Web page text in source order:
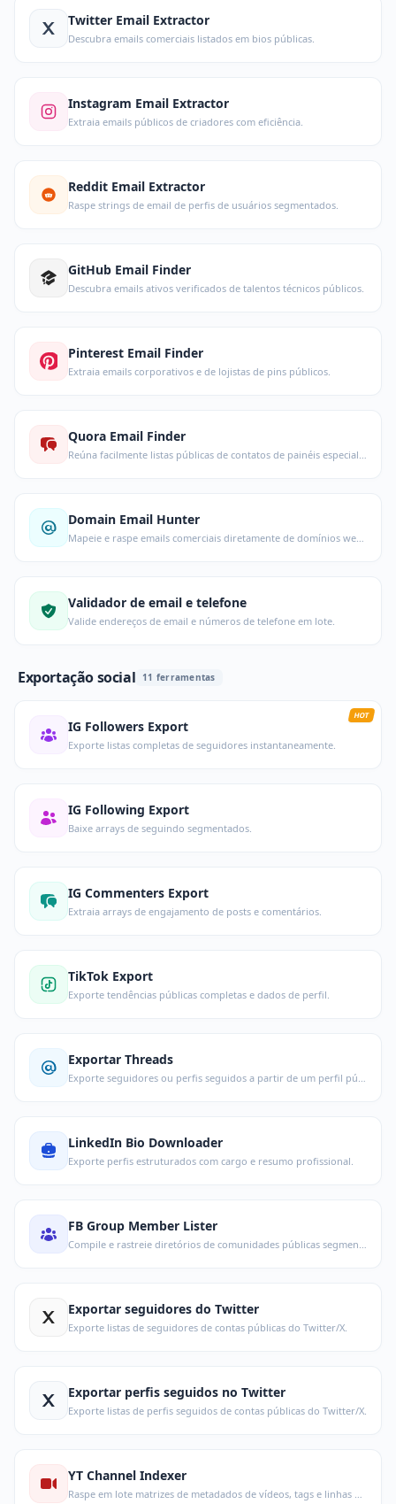
Twitter Email Extractor
Descubra emails comerciais listados em bios públicas.
Instagram Email Extractor
Extraia emails públicos de criadores com eficiência.
Reddit Email Extractor
Raspe strings de email de perfis de usuários segmentados.
GitHub Email Finder
Descubra emails ativos verificados de talentos técnicos públicos.
Pinterest Email Finder
Extraia emails corporativos e de lojistas de pins públicos.
Quora Email Finder
Reúna facilmente listas públicas de contatos de painéis especialistas.
Domain Email Hunter
Mapeie e raspe emails comerciais diretamente de domínios web alvo.
Validador de email e telefone
Valide endereços de email e números de telefone em lote.
Exportação social 11 ferramentas
HOT
IG Followers Export
Exporte listas completas de seguidores instantaneamente.
IG Following Export
Baixe arrays de seguindo segmentados.
IG Commenters Export
Extraia arrays de engajamento de posts e comentários.
TikTok Export
Exporte tendências públicas completas e dados de perfil.
Exportar Threads
Exporte seguidores ou perfis seguidos a partir de um perfil público do Threads.
LinkedIn Bio Downloader
Exporte perfis estruturados com cargo e resumo profissional.
FB Group Member Lister
Compile e rastreie diretórios de comunidades públicas segmentadas.
Exportar seguidores do Twitter
Exporte listas de seguidores de contas públicas do Twitter/X.
Exportar perfis seguidos no Twitter
Exporte listas de perfis seguidos de contas públicas do Twitter/X.
YT Channel Indexer
Raspe em lote matrizes de metadados de vídeos, tags e linhas de dados.